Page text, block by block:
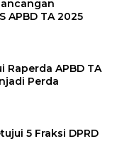
APBD TA 2025
Raperda APBD TA
Perda
5 Fraksi DPRD